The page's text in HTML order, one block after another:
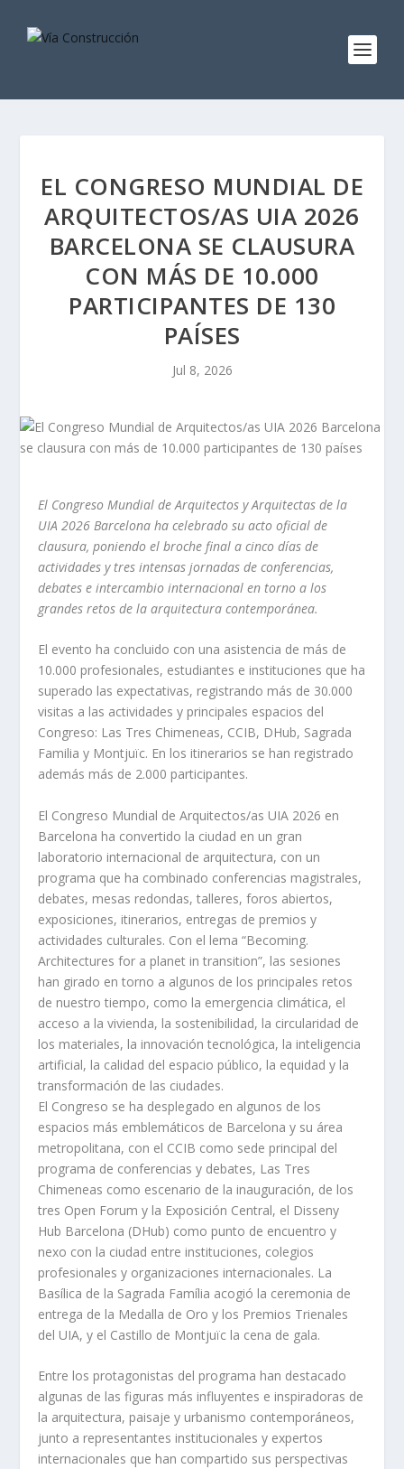
EL CONGRESO MUNDIAL DE
ARQUITECTOS/AS UIA 2026
BARCELONA SE CLAUSURA
CON MÁS DE 10.000
PARTICIPANTES DE 130
PAÍSES
Jul 8, 2026
El Congreso Mundial de Arquitectos y Arquitectas de la
UIA 2026 Barcelona ha celebrado su acto oficial de
clausura, poniendo el broche final a cinco días de
actividades y tres intensas jornadas de conferencias,
debates e intercambio internacional en torno a los
grandes retos de la arquitectura contemporánea.
El evento ha concluido con una asistencia de más de
10.000 profesionales, estudiantes e instituciones que ha
superado las expectativas, registrando más de 30.000
visitas a las actividades y principales espacios del
Congreso: Las Tres Chimeneas, CCIB, DHub, Sagrada
Familia y Montjuïc. En los itinerarios se han registrado
además más de 2.000 participantes.
El Congreso Mundial de Arquitectos/as UIA 2026 en
Barcelona ha convertido la ciudad en un gran
laboratorio internacional de arquitectura, con un
programa que ha combinado conferencias magistrales,
debates, mesas redondas, talleres, foros abiertos,
exposiciones, itinerarios, entregas de premios y
actividades culturales. Con el lema “Becoming.
Architectures for a planet in transition”, las sesiones
han girado en torno a algunos de los principales retos
de nuestro tiempo, como la emergencia climática, el
acceso a la vivienda, la sostenibilidad, la circularidad de
los materiales, la innovación tecnológica, la inteligencia
artificial, la calidad del espacio público, la equidad y la
transformación de las ciudades.
El Congreso se ha desplegado en algunos de los
espacios más emblemáticos de Barcelona y su área
metropolitana, con el CCIB como sede principal del
programa de conferencias y debates, Las Tres
Chimeneas como escenario de la inauguración, de los
tres Open Forum y la Exposición Central, el Disseny
Hub Barcelona (DHub) como punto de encuentro y
nexo con la ciudad entre instituciones, colegios
profesionales y organizaciones internacionales. La
Basílica de la Sagrada Família acogió la ceremonia de
entrega de la Medalla de Oro y los Premios Trienales
del UIA, y el Castillo de Montjuïc la cena de gala.
Entre los protagonistas del programa han destacado
algunas de las figuras más influyentes e inspiradoras de
la arquitectura, paisaje y urbanismo contemporáneos,
junto a representantes institucionales y expertos
internacionales que han compartido sus perspectivas